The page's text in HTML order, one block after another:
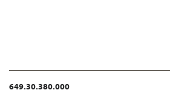
649.30.380.000